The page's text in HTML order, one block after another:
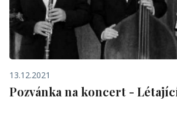
13.12.2021
Pozvánka na koncert -